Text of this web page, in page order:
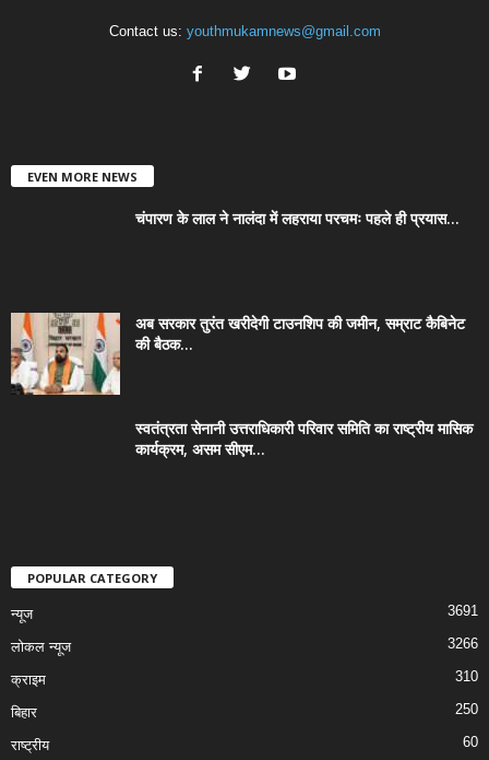
Contact us: youthmukamnews@gmail.com
EVEN MORE NEWS
चंपारण के लाल ने नालंदा में लहराया परचमः पहले ही प्रयास...
अब सरकार तुरंत खरीदेगी टाउनशिप की जमीन, सम्राट कैबिनेट
की बैठक...
स्वतंत्रता सेनानी उत्तराधिकारी परिवार समिति का राष्ट्रीय मासिक
कार्यक्रम, असम सीएम...
POPULAR CATEGORY
न्यूज 3691
लोकल न्यूज 3266
क्राइम 310
बिहार 250
राष्ट्रीय 60